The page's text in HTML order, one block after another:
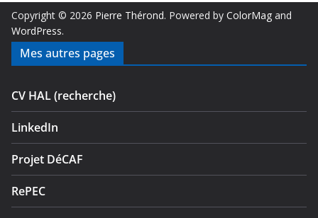
Copyright © 2026 Pierre Thérond. Powered by ColorMag and
WordPress.
Mes autres pages
CV HAL (recherche)
LinkedIn
Projet DéCAF
RePEC